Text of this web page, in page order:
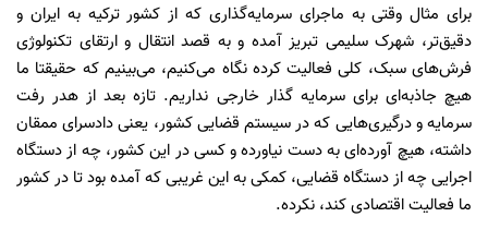
برای مثال وقتی به ماجرای سرمایه‌گذاری که از کشور ترکیه به ایران و
دقیق‌تر، شهرک سلیمی تبریز آمده و به قصد انتقال و ارتقای تکنولوژی
فرش‌های سبک، کلی فعالیت کرده نگاه می‌کنیم، می‌بینیم که حقیقتا ما
هیچ جاذبه‌ای برای سرمایه گذار خارجی نداریم. تازه بعد از هدر رفت
سرمایه و درگیری‌هایی که در سیستم قضایی کشور، یعنی دادسرای ممقان
داشته، هیچ آورده‌ای به دست نیاورده و کسی در این کشور، چه از دستگاه
اجرایی چه از دستگاه قضایی، کمکی به این غریبی که آمده بود تا در کشور
ما فعالیت اقتصادی کند، نکرده.